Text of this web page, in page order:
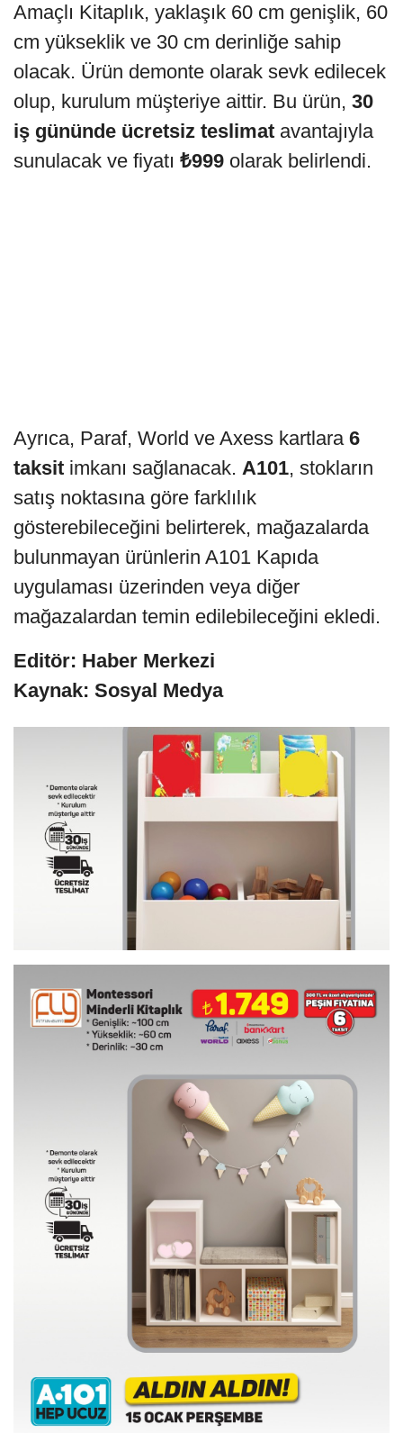
Amaçlı Kitaplık, yaklaşık 60 cm genişlik, 60
cm yükseklik ve 30 cm derinliğe sahip
olacak. Ürün demonte olarak sevk edilecek
olup, kurulum müşteriye aittir. Bu ürün, 30
iş gününde ücretsiz teslimat avantajıyla
sunulacak ve fiyatı ₺999 olarak belirlendi.
Ayrıca, Paraf, World ve Axess kartlara 6
taksit imkanı sağlanacak. A101, stokların
satış noktasına göre farklılık
gösterebileceğini belirterek, mağazalarda
bulunmayan ürünlerin A101 Kapıda
uygulaması üzerinden veya diğer
mağazalardan temin edilebileceğini ekledi.
Editör: Haber Merkezi
Kaynak: Sosyal Medya